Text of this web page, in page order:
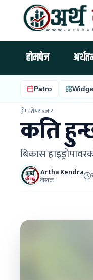
होमपेज
Patro
होम/शेयर बजार
कति
बिकास
Artha Kendra
लेखक